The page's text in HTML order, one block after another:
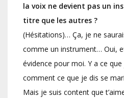
la voix ne devient pas un
titre que les autres ?
(Hésitations)… Ça, je ne
comme un instrument… Oui,
évidence pour moi. Y a ce
comment ce que je dis se
Mais je suis content que